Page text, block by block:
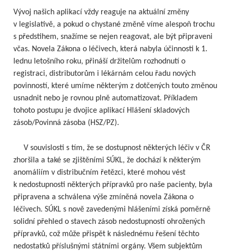
Vývoj našich aplikací vždy reaguje na aktuální změny
v legislativě, a pokud o chystané změně víme alespoň trochu
s předstihem, snažíme se nejen reagovat, ale být připraveni
včas. Novela Zákona o léčivech, která nabyla účinnosti k 1.
lednu letošního roku, přináší držitelům rozhodnutí o
registraci, distributorům i lékárnám celou řadu nových
povinností, které umíme některým z dotčených touto změnou
usnadnit nebo je rovnou plně automatizovat. Příkladem
tohoto postupu je dvojice aplikací Hlášení skladových
zásob/Povinná zásoba (HSZ/PZ).
V souvislosti s tím, že se dostupnost některých léčiv v ČR
zhoršila a také se zjištěními SÚKL, že dochází k některým
anomáliím v distribučním řetězci, které mohou vést
k nedostupnosti některých přípravků pro naše pacienty, byla
připravena a schválena výše zmíněná novela Zákona o
léčivech. SÚKL s nově zavedenými hlášeními získá poměrně
solidní přehled o stavech zásob nedostupností ohrožených
přípravků, což může přispět k následnému řešení těchto
nedostatků příslušnými státními orgány. Všem subjektům